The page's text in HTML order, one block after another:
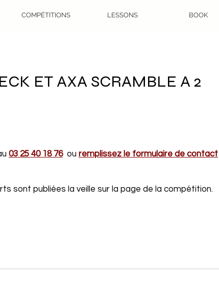
COMPÉTITIONS LESSONS BOOK
ET AXA SCRAMBLE A 2
03 25 40 18 76ou remplissez le formulaire de contact
sont publiées la veille sur la page de la compétition.